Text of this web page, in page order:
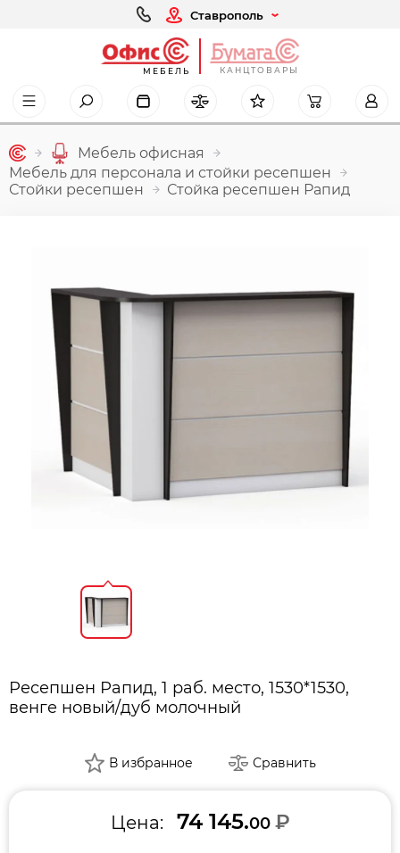
Ставрополь
МЕБЕЛЬ КАНЦТОВАРЫ
Мебель офисная
Мебель для персонала и стойки ресепшен
Стойки ресепшен
Стойка ресепшен Рапид
Ресепшен Рапид, 1 раб. место, 1530*1530,
венге новый/дуб молочный
В избранное Сравнить
Цена: 74 145.00 ₽